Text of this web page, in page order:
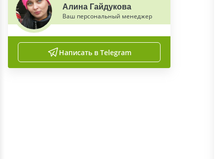
Алина Гайдукова
Ваш персональный менеджер
Написать в Telegram